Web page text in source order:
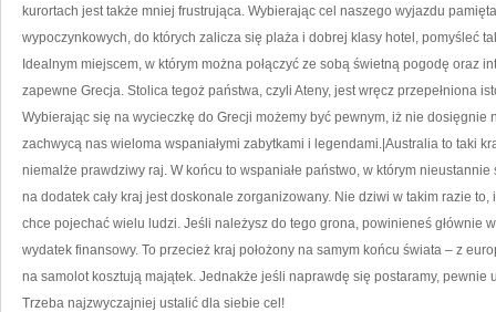
kurortach jest także mniej frustrująca. Wybierając cel naszego wyjazdu
wypoczynkowych, do których zalicza się plaża i dobrej klasy hotel, pomyśleć
Idealnym miejscem, w którym można połączyć ze sobą świetną pogodę oraz
zapewne Grecja. Stolica tegoż państwa, czyli Ateny, jest wręcz przepełniona
Wybierając się na wycieczkę do Grecji możemy być pewnym, iż nie dosięgnie
zachwycą nas wieloma wspaniałymi zabytkami i legendami.|Australia to taki
niemalże prawdziwy raj. W końcu to wspaniałe państwo, w którym
na dodatek cały kraj jest doskonale zorganizowany. Nie dziwi w takim razie
chce pojechać wielu ludzi. Jeśli należysz do tego grona, powinieneś głównie
wydatek finansowy. To przecież kraj położony na samym końcu świata – z
na samolot kosztują majątek. Jednakże jeśli naprawdę się postaramy, pewnie
Trzeba najzwyczajniej ustalić dla siebie cel!